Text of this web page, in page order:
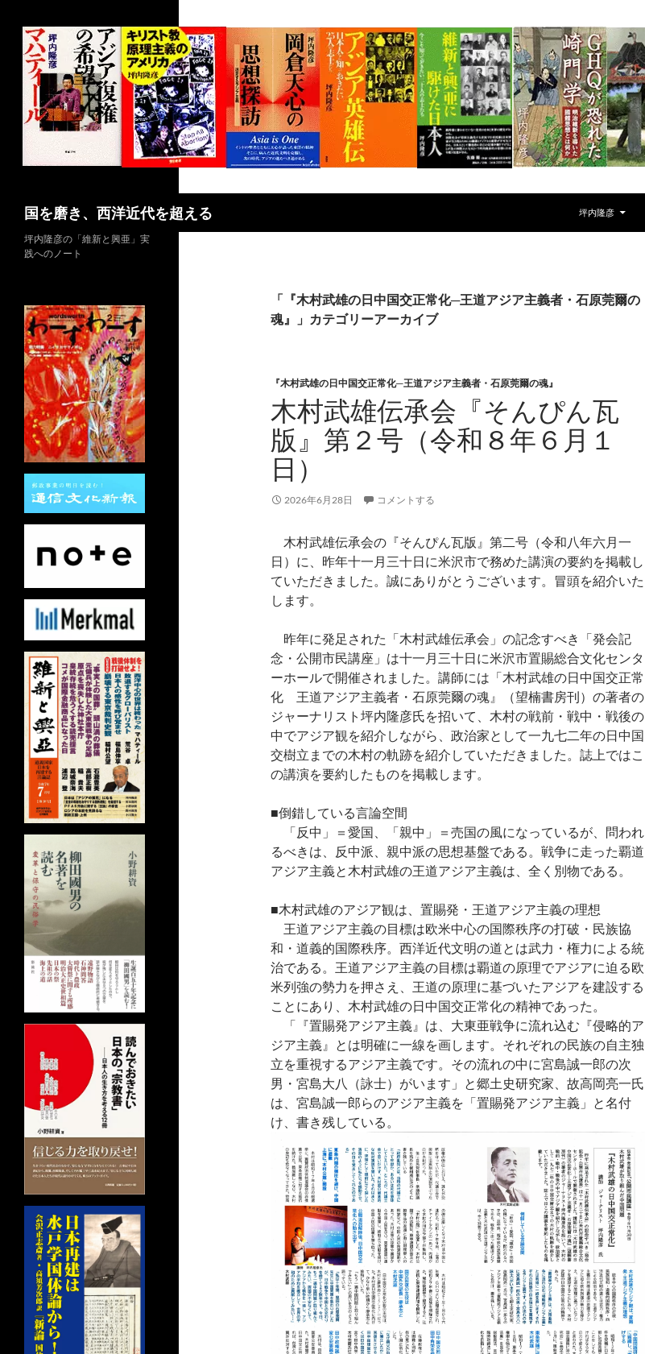
国を磨き、西洋近代を超える 坪内隆彦
「『木村武雄の日中国交正常化─王道アジア主義者・石原莞爾の
魂』」カテゴリーアーカイブ
『木村武雄の日中国交正常化─王道アジア主義者・石原莞爾の魂』
木村武雄伝承会『そんぴん瓦
版』第２号（令和８年６月１
日）
2026年6月28日 コメントする
木村武雄伝承会の『そんぴん瓦版』第二号（令和八年六月一
日）に、昨年十一月三十日に米沢市で務めた講演の要約を掲載し
ていただきました。誠にありがとうございます。冒頭を紹介いた
します。
昨年に発足された「木村武雄伝承会」の記念すべき「発会記
念・公開市民講座」は十一月三十日に米沢市置賜総合文化センタ
ーホールで開催されました。講師には「木村武雄の日中国交正常
化 王道アジア主義者・石原莞爾の魂』（望楠書房刊）の著者の
ジャーナリスト坪内隆彦氏を招いて、木村の戦前・戦中・戦後の
中でアジア観を紹介しながら、政治家として一九七二年の日中国
交樹立までの木村の軌跡を紹介していただきました。誌上ではこ
の講演を要約したものを掲載します。
■倒錯している言論空間
「反中」＝愛国、「親中」＝売国の風になっているが、問われ
るべきは、反中派、親中派の思想基盤である。戦争に走った覇道
アジア主義と木村武雄の王道アジア主義は、全く別物である。
■木村武雄のアジア観は、置賜発・王道アジア主義の理想
王道アジア主義の目標は欧米中心の国際秩序の打破・民族協
和・道義的国際秩序。西洋近代文明の道とは武力・権力による統
治である。王道アジア主義の目標は覇道の原理でアジアに迫る欧
米列強の勢力を押さえ、王道の原理に基づいたアジアを建設する
ことにあり、木村武雄の日中国交正常化の精神であった。
「『置賜発アジア主義』は、大東亜戦争に流れ込む『侵略的ア
ジア主義』とは明確に一線を画します。それぞれの民族の自主独
立を重視するアジア主義です。その流れの中に宮島誠一郎の次
男・宮島大八（詠士）がいます」と郷土史研究家、故高岡亮一氏
は、宮島誠一郎らのアジア主義を「置賜発アジア主義」と名付
け、書き残している。
坪内隆彦の「維新と興亜」実
践へのノート